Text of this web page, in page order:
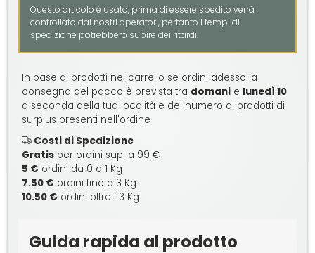
Questo articolo é usato, prima di essere spedito verrà
controllato dai nostri operatori, pertanto i tempi di
spedizione potrebbero subire dei ritardi.
In base ai prodotti nel carrello se ordini adesso la
consegna del pacco è prevista tra domani e lunedì 10
a seconda della tua località e del numero di prodotti di
surplus presenti nell'ordine
Costi di Spedizione
Gratis per ordini sup. a 99 €
5 € ordini da 0 a 1 Kg
7.50 € ordini fino a 3 Kg
10.50 € ordini oltre i 3 Kg
Guida rapida al prodotto